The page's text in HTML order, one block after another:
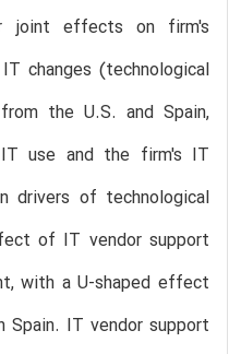
joint effects on firm's
changes (technological
the U.S. and Spain,
use and the firm's IT
drivers of technological
of IT vendor support
with a U-shaped effect
IT vendor support